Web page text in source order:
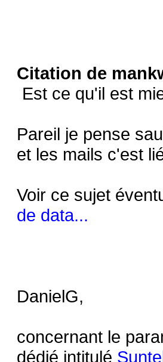
Citation de
Est ce qu'il est
Pareil je pense
et les mails c'est
Voir ce sujet
de data...
DanielG,
concernant le
dédié intitulé